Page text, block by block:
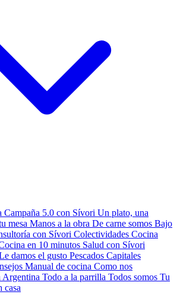
Campaña 5.0 con Sívori Un plato, una
mesa Manos a la obra De carne somos Bajo
con Sívori Colectividades Cocina
en 10 minutos Salud con Sívori
damos el gusto Pescados Capitales
Manual de cocina Como nos
Argentina Todo a la parrilla Todos somos Tu
casa